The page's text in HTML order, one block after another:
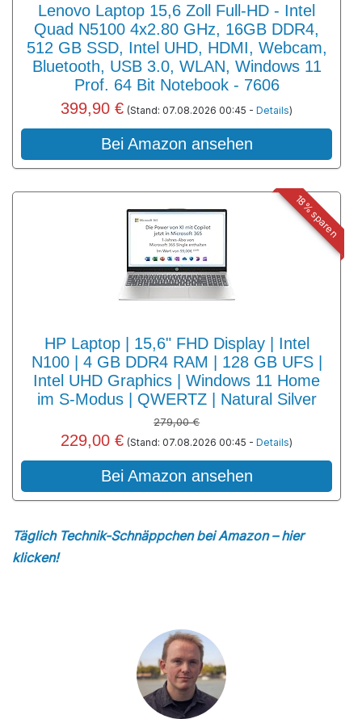
Lenovo Laptop 15,6 Zoll Full-HD - Intel
Quad N5100 4x2.80 GHz, 16GB DDR4,
512 GB SSD, Intel UHD, HDMI, Webcam,
Bluetooth, USB 3.0, WLAN, Windows 11
Prof. 64 Bit Notebook - 7606
399,90 € (Stand: 07.08.2026 00:45 -Details)
Bei Amazon ansehen
18% sparen
HP Laptop | 15,6" FHD Display | Intel
N100 | 4 GB DDR4 RAM | 128 GB UFS |
Intel UHD Graphics | Windows 11 Home
im S-Modus | QWERTZ | Natural Silver
279,00 €
229,00 € (Stand: 07.08.2026 00:45 -Details)
Bei Amazon ansehen
Täglich Technik-Schnäppchen bei Amazon – hier
klicken!